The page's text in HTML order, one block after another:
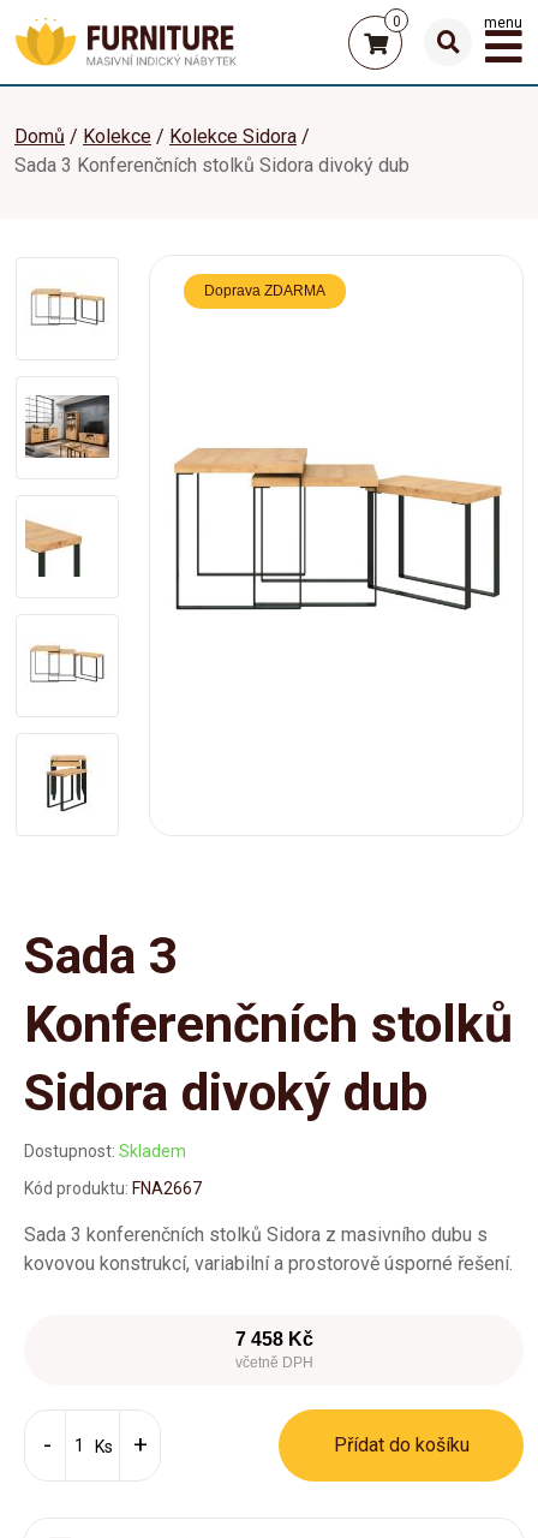
0 menu
Domů Kolekce
Kolekce Sidora
Sada 3 Konferenčních stolků Sidora divoký dub
Doprava ZDARMA
Sada 3
Konferenčních stolků
Sidora divoký dub
Dostupnost: Skladem
Kód produktu: FNA2667
Sada 3 konferenčních stolků Sidora z masivního dubu s
kovovou konstrukcí, variabilní a prostorově úsporné řešení.
7 458 Kč
včetně DPH
Ks Přídat do košíku